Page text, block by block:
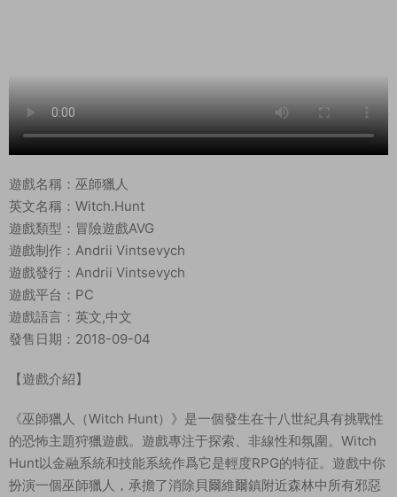
遊戲名稱：巫師獵人
英文名稱：Witch.Hunt
遊戲類型：冒險遊戲AVG
遊戲制作：Andrii Vintsevych
遊戲發行：Andrii Vintsevych
遊戲平台：PC
遊戲語言：英文,中文
發售日期：2018-09-04
【遊戲介紹】
《巫師獵人（Witch Hunt）》是一個發生在十八世紀具有挑戰性
的恐怖主題狩獵遊戲。遊戲專注于探索、非線性和氛圍。Witch
Hunt以金融系統和技能系統作爲它是輕度RPG的特征。遊戲中你
扮演一個巫師獵人，承擔了消除貝爾維爾鎮附近森林中所有邪惡